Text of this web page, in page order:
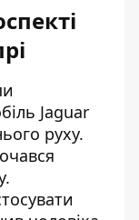
Jaguar
руху.